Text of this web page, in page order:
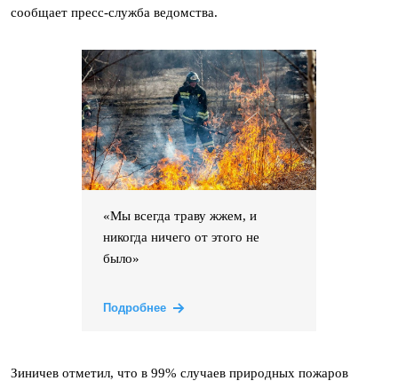
сообщает пресс-служба ведомства.
«Мы всегда траву жжем, и
никогда ничего от этого не
было»
Подробнее
Зиничев отметил, что в 99% случаев природных пожаров